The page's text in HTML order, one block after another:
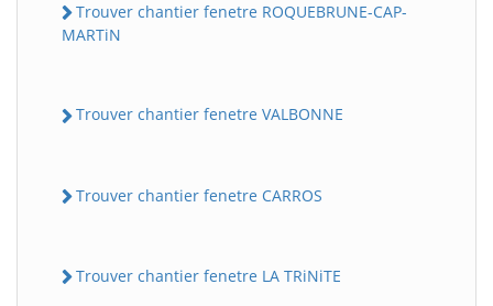
Trouver chantier fenetre ROQUEBRUNE-CAP-
MARTiN
Trouver chantier fenetre VALBONNE
Trouver chantier fenetre CARROS
Trouver chantier fenetre LA TRiNiTE